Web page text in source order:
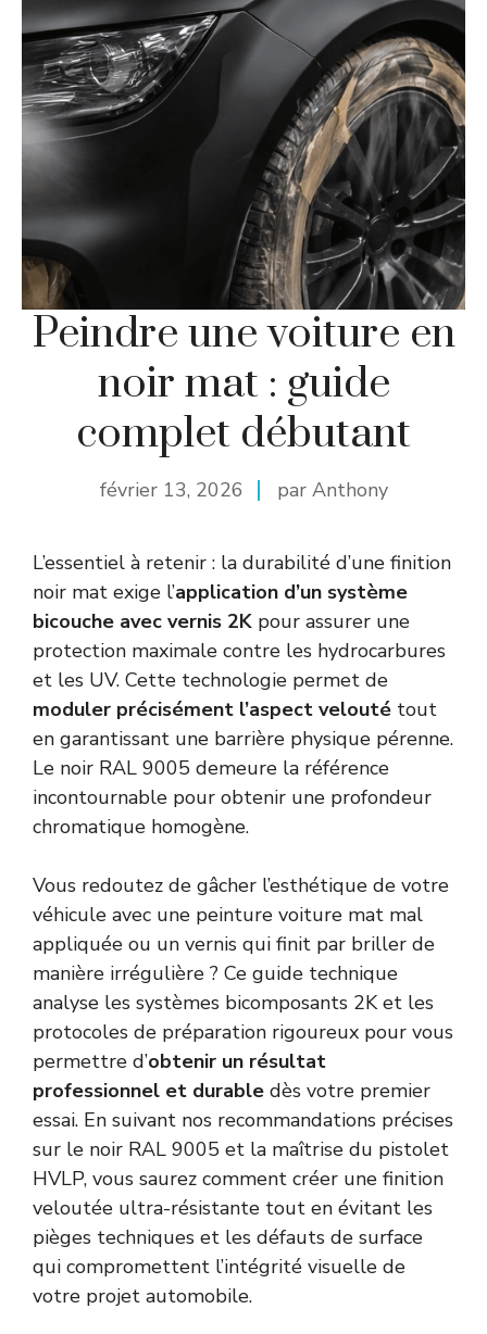
Peindre une voiture en
noir mat : guide
complet débutant
février 13, 2026 par Anthony
L’essentiel à retenir : la durabilité d’une finition
noir mat exige l’application d’un système
bicouche avec vernis 2K pour assurer une
protection maximale contre les hydrocarbures
et les UV. Cette technologie permet de
moduler précisément l’aspect velouté tout
en garantissant une barrière physique pérenne.
Le noir RAL 9005 demeure la référence
incontournable pour obtenir une profondeur
chromatique homogène.
Vous redoutez de gâcher l’esthétique de votre
véhicule avec une peinture voiture mat mal
appliquée ou un vernis qui finit par briller de
manière irrégulière ? Ce guide technique
analyse les systèmes bicomposants 2K et les
protocoles de préparation rigoureux pour vous
permettre d’obtenir un résultat
professionnel et durable dès votre premier
essai. En suivant nos recommandations précises
sur le noir RAL 9005 et la maîtrise du pistolet
HVLP, vous saurez comment créer une finition
veloutée ultra-résistante tout en évitant les
pièges techniques et les défauts de surface
qui compromettent l’intégrité visuelle de
votre projet automobile.